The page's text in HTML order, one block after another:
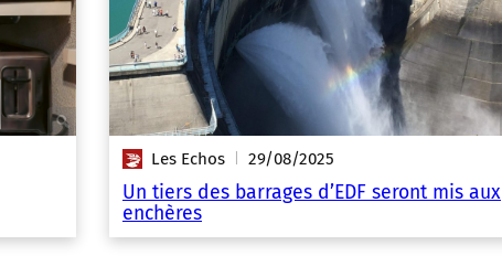
Les Echos 29/08/2025
Un tiers des barrages d’EDF seront mis aux
enchères